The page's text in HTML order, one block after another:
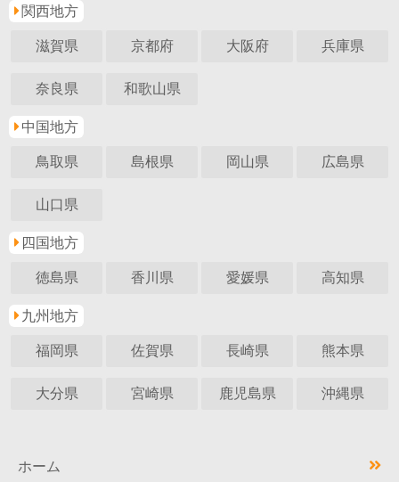
関西地方
滋賀県 京都府 大阪府 兵庫県
奈良県 和歌山県
中国地方
鳥取県 島根県 岡山県 広島県
山口県
四国地方
徳島県 香川県 愛媛県 高知県
九州地方
福岡県 佐賀県 長崎県 熊本県
大分県 宮崎県 鹿児島県 沖縄県
ホーム